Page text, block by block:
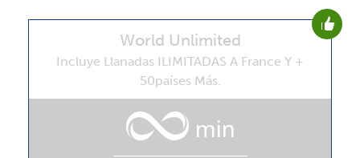
Mantente en contacto para recibir nuestras mejores
ofertas.
Al abrir una cuenta en este sitio web, estoy de acuerdo con
estosTérminos y condiciones.
World Unlimited
Incluye Llanadas ILIMITADAS A France Y +
50países Más.
min